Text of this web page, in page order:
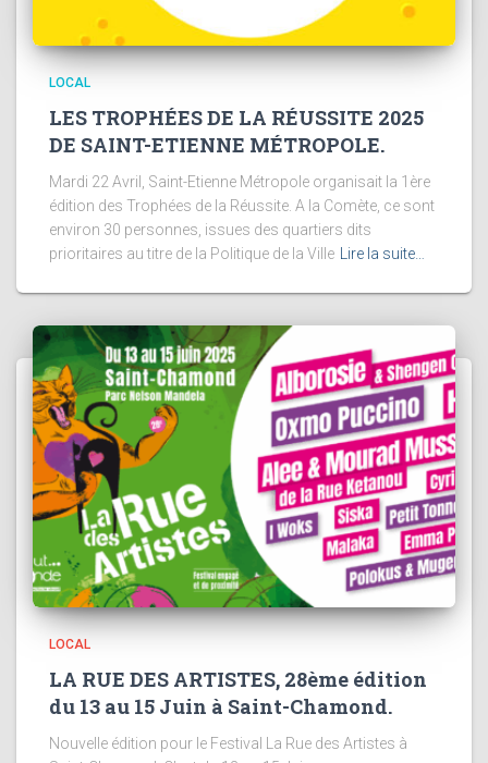
LOCAL
LES TROPHÉES DE LA RÉUSSITE 2025
DE SAINT-ETIENNE MÉTROPOLE.
Mardi 22 Avril, Saint-Etienne Métropole organisait la 1ère
édition des Trophées de la Réussite. A la Comète, ce sont
environ 30 personnes, issues des quartiers dits
prioritaires au titre de la Politique de la Ville Lire la suite…
LOCAL
LA RUE DES ARTISTES, 28ème édition
du 13 au 15 Juin à Saint-Chamond.
Nouvelle édition pour le Festival La Rue des Artistes à